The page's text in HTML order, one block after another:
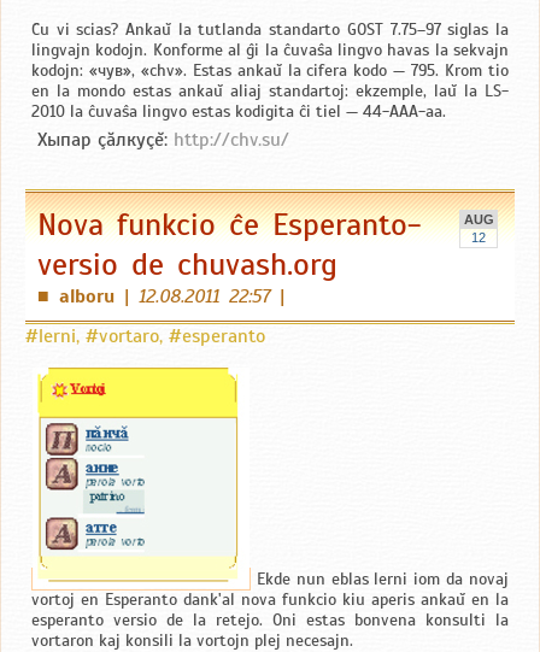
Ĉu vi scias? Ankaŭ la tutlanda standarto GOST 7.75–97 siglas la
lingvajn kodojn. Konforme al ĝi la ĉuvaŝa lingvo havas la sekvajn
kodojn: «чув», «chv». Estas ankaŭ la cifera kodo — 795. Krom tio
en la mondo estas ankaŭ aliaj standartoj: ekzemple, laŭ la LS-
2010 la ĉuvaŝa lingvo estas kodigita ĉi tiel — 44-ААА-аа.
Хыпар çăлкуçĕ: http://chv.su/
AUG
12
Nova funkcio ĉe Esperanto-
versio de chuvash.org
■ alboru | 12.08.2011 22:57|
#lerni, #vortaro, #esperanto
Ekde nun eblas lerni iom da novaj
vortoj en Esperanto dank'al nova funkcio kiu aperis ankaŭ en la
esperanto versio de la retejo. Oni estas bonvena konsulti la
vortaron kaj konsili la vortojn plej necesajn.